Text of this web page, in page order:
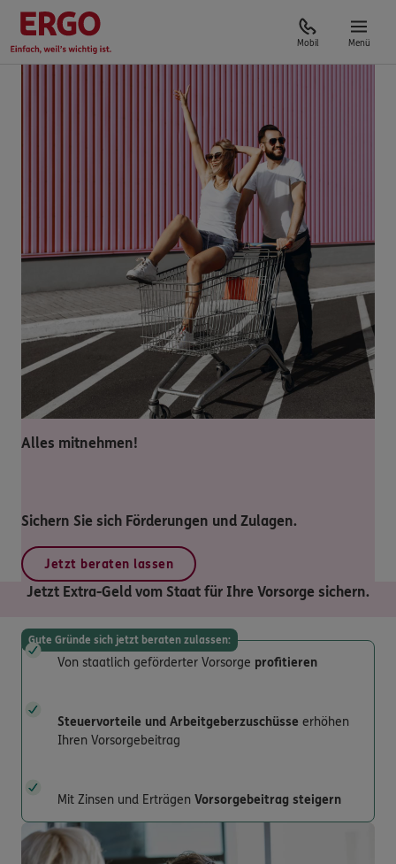
Mobil Menü
Alles mitnehmen!
Sichern Sie sich Förderungen und Zulagen.
Jetzt beraten lassen
Jetzt Extra-Geld vom Staat für Ihre Vorsorge sichern.
Gute Gründe sich jetzt beraten zulassen:
Von staatlich geförderter Vorsorge profitieren
Steuervorteile und Arbeitgeberzuschüsse erhöhen
Ihren Vorsorgebeitrag
Mit Zinsen und Erträgen Vorsorgebeitrag steigern